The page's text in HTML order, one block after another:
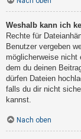
Weshalb kann ich
Rechte für
Benutzer vergeben
möglicherweise nicht
dem du deinen
dürfen Dateien
falls du dir nicht
kannst.
Nach oben